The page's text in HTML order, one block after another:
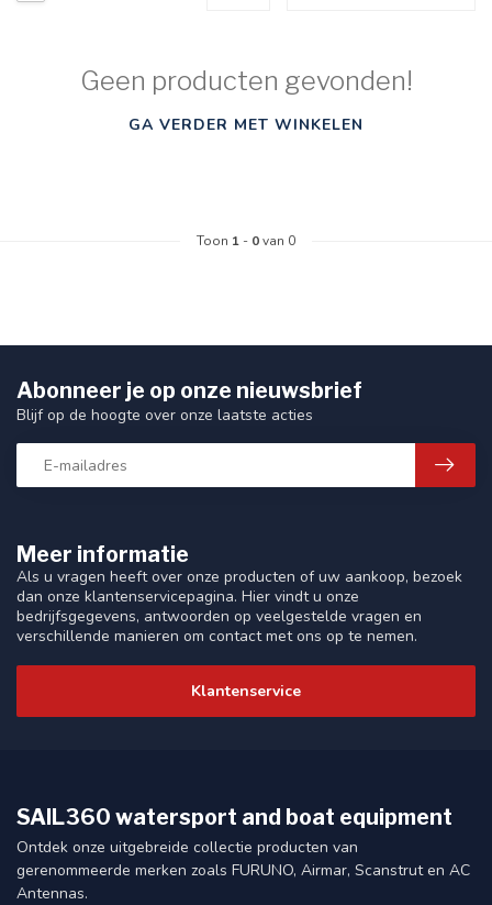
Geen producten gevonden!
GA VERDER MET WINKELEN
Toon 1 - 0van 0
Meer informatie
Als u vragen heeft over onze producten of uw aankoop, bezoek
dan onze klantenservicepagina. Hier vindt u onze
bedrijfsgegevens, antwoorden op veelgestelde vragen en
verschillende manieren om contact met ons op te nemen.
Klantenservice
Abonneer je op onze nieuwsbrief
Blijf op de hoogte over onze laatste acties
SAIL360 watersport and boat equipment
Ontdek onze uitgebreide collectie producten van
gerenommeerde merken zoals FURUNO, Airmar, Scanstrut en AC
Antennas.